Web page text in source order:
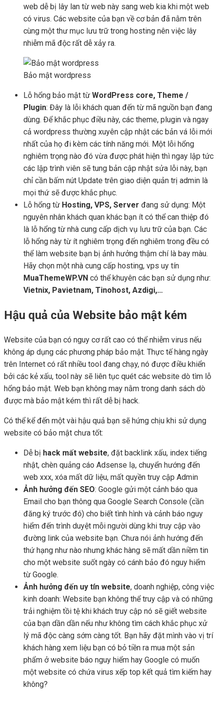
web dễ bị lây lan từ web này sang web kia khi một web
có virus. Các website của bạn về cơ bản đã nằm trên
cùng một thư mục lưu trữ trong hosting nên việc lây
nhiễm mã độc rất dễ xảy ra.
Bảo mật wordpress
Lỗ hổng bảo mật từ WordPress core, Theme /
Plugin: Đây là lỗi khách quan đến từ mã nguồn bạn đang
dùng. Để khắc phục điều này, các theme, plugin và ngay
cả wordpress thường xuyên cập nhật các bản vá lỗi mới
nhất của họ đi kèm các tính năng mới. Một lỗi hổng
nghiêm trọng nào đó vừa được phát hiện thì ngay lập tức
các lập trình viên sẽ tung bản cập nhật sửa lỗi này, bạn
chỉ cần bấm nút Update trên giao diện quản trị admin là
mọi thứ sẽ được khắc phục.
Lỗ hổng từ Hosting, VPS, Server đang sử dụng: Một
nguyên nhân khách quan khác bạn ít có thể can thiệp đó
là lỗ hổng từ nhà cung cấp dịch vụ lưu trữ của bạn. Các
lỗ hổng này từ ít nghiêm trọng đến nghiêm trong đều có
thể làm website bạn bị ảnh hưởng thậm chí là bay màu.
Hãy chọn một nhà cung cấp hosting, vps uy tín
MuaThemeWP.VN có thể khuyên các bạn sử dụng như:
Vietnix, Pavietnam, Tinohost, Azdigi,…
Hậu quả của Website bảo mật kém
Website của bạn có nguy cơ rất cao có thể nhiễm virus nếu
không áp dụng các phương pháp bảo mật. Thực tế hàng ngày
trên Internet có rất nhiều tool đang chạy, nó được điều khiển
bởi các kẻ xấu, tool này sẽ liên tục quét các website dò tìm lỗ
hổng bảo mật. Web bạn không may nằm trong danh sách dò
được mà bảo mật kém thì rất dễ bị hack.
Có thể kể đến một vài hậu quả bạn sẽ hứng chịu khi sử dụng
website có bảo mật chưa tốt:
Dễ bị hack mất website, đặt backlink xấu, index tiếng
nhật, chèn quảng cáo Adsense lạ, chuyển hướng đến
web xxx, xóa mất dữ liệu, mất quyền truy cập Admin
Ảnh hưởng đến SEO: Google gửi một cảnh báo qua
Email cho bạn thông qua Google Search Console (cần
đăng ký trước đó) cho biết tình hình và cảnh báo nguy
hiểm đến trình duyệt mỗi người dùng khi truy cập vào
đường link của website bạn. Chưa nói ảnh hướng đến
thứ hạng như nào nhưng khác hàng sẽ mất dần niềm tin
cho một website suốt ngày có cánh bảo đó nguy hiểm
từ Google.
Ảnh hưởng đến uy tín website, doanh nghiệp, công việc
kinh doanh: Website bạn không thể truy cập và có những
trải nghiệm tồi tệ khi khách truy cập nó sẽ giết website
của bạn dần dần nếu như không tìm cách khắc phục xử
lý mã độc càng sớm càng tốt. Bạn hãy đặt mình vào vị trí
khách hàng xem liệu bạn có bỏ tiền ra mua một sản
phẩm ở website báo nguy hiểm hay Google có muốn
một website có chứa virus xếp top kết quả tìm kiếm hay
không?